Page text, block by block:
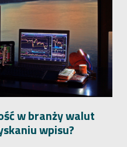
w branży walut
wpisu?